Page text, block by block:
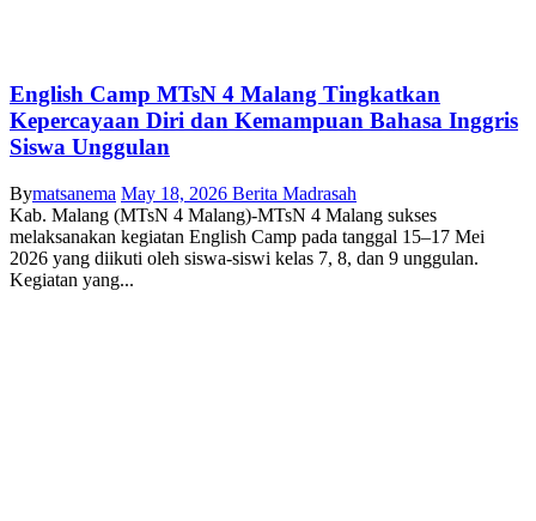
English Camp MTsN 4 Malang Tingkatkan
Kepercayaan Diri dan Kemampuan Bahasa Inggris
Siswa Unggulan
Bymatsanema May 18, 2026 Berita Madrasah
Kab. Malang (MTsN 4 Malang)-MTsN 4 Malang sukses
melaksanakan kegiatan English Camp pada tanggal 15–17 Mei
2026 yang diikuti oleh siswa-siswi kelas 7, 8, dan 9 unggulan.
Kegiatan yang...